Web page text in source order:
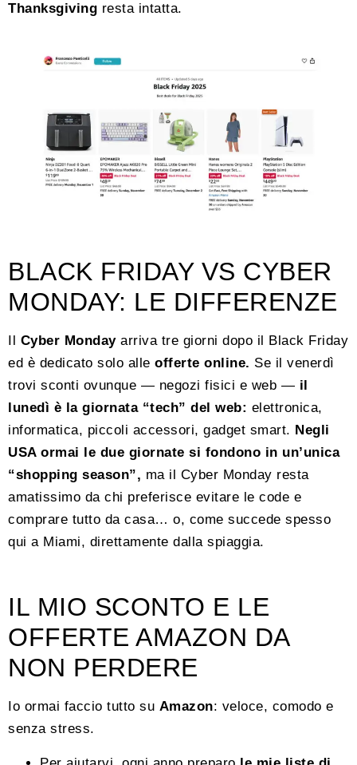
Thanksgiving resta intatta.
BLACK FRIDAY VS CYBER
MONDAY: LE DIFFERENZE
Cyber Monday arriva tre giorni dopo il Black Friday
ed è dedicato solo alle offerte online. Se il venerdì
trovi sconti ovunque — negozi fisici e web — il
lunedì è la giornata “tech” del web: elettronica,
informatica, piccoli accessori, gadget smart. Negli
USA ormai le due giornate si fondono in un’unica
“shopping season”, ma il Cyber Monday resta
amatissimo da chi preferisce evitare le code e
comprare tutto da casa… o, come succede spesso
qui a Miami, direttamente dalla spiaggia.
IL MIO SCONTO E LE
OFFERTE AMAZON DA
NON PERDERE
Io ormai faccio tutto su Amazon: veloce, comodo e
senza stress.